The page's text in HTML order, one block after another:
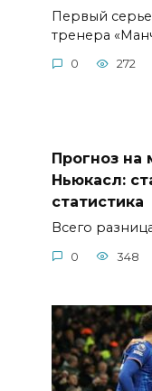
Первый
тренера
0 272
Прогноз на
Ньюкасл:
статистика
Всего
0 348